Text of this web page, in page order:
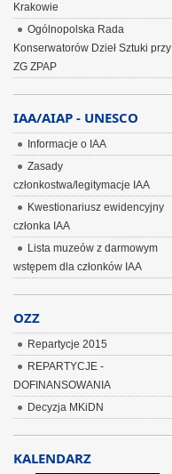
Krakowie
Ogólnopolska Rada
Konserwatorów Dzieł Sztuki przy
ZG ZPAP
IAA/AIAP - UNESCO
Informacje o IAA
Zasady
członkostwa/legitymacje IAA
Kwestionariusz ewidencyjny
członka IAA
Lista muzeów z darmowym
wstępem dla członków IAA
OZZ
Repartycje 2015
REPARTYCJE -
DOFINANSOWANIA
Decyzja MKiDN
KALENDARZ